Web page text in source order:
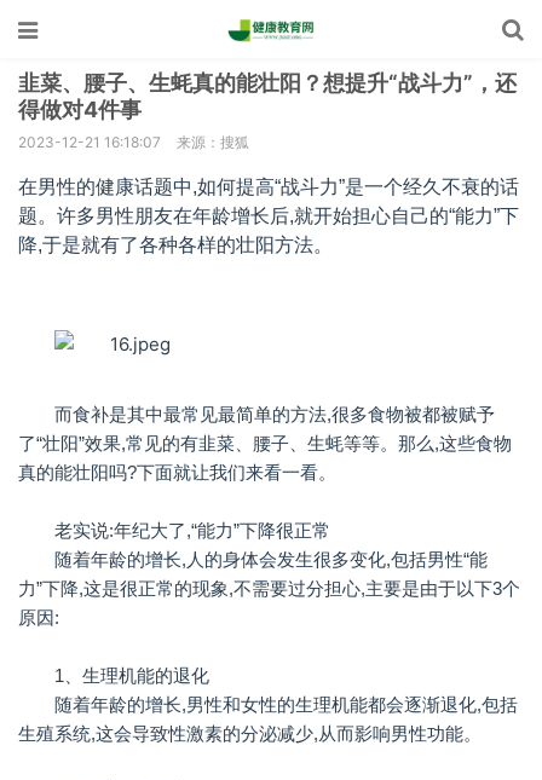
韭菜、腰子、生蚝真的能壮阳？想提升“战斗力”，还
得做对4件事
2023-12-21 16:18:07 来源：搜狐
在男性的健康话题中,如何提高“战斗力”是一个经久不衰的话
题。许多男性朋友在年龄增长后,就开始担心自己的“能力”下
降,于是就有了各种各样的壮阳方法。
而食补是其中最常见最简单的方法,很多食物被都被赋予
了“壮阳”效果,常见的有韭菜、腰子、生蚝等等。那么,这些食物
真的能壮阳吗?下面就让我们来看一看。
老实说:年纪大了,“能力”下降很正常
随着年龄的增长,人的身体会发生很多变化,包括男性“能
力”下降,这是很正常的现象,不需要过分担心,主要是由于以下3个
原因:
1、生理机能的退化
随着年龄的增长,男性和女性的生理机能都会逐渐退化,包括
生殖系统,这会导致性激素的分泌减少,从而影响男性功能。